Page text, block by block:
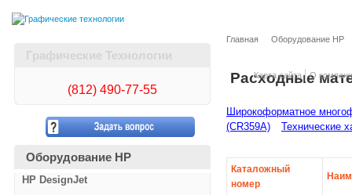
Карта сайта О
Графические Технологии
(812) 490-77-55
Оборудование HP
HP DesignJet
Главная Оборудование HP
Расходные
Широкоформатное
(CR359A)
Технические
Каталожный
номер